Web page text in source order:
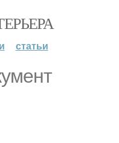
статьи